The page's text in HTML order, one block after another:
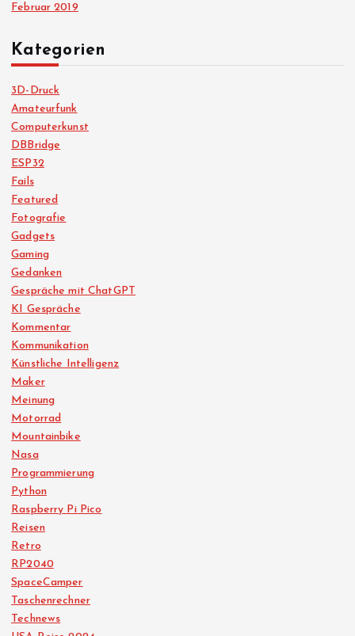
Februar 2019
Kategorien
3D-Druck
Amateurfunk
Computerkunst
DBBridge
ESP32
Fails
Featured
Fotografie
Gadgets
Gaming
Gedanken
Gespräche mit ChatGPT
KI Gespräche
Kommentar
Kommunikation
Künstliche Intelligenz
Maker
Meinung
Motorrad
Mountainbike
Nasa
Programmierung
Python
Raspberry Pi Pico
Reisen
Retro
RP2040
SpaceCamper
Taschenrechner
Technews